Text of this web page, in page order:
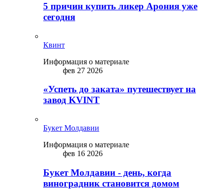
5 причин купить ликep Арония уже
сегодня
Квинт
Информация о материале
фев 27 2026
«Успеть до заката» путешествует на
завод KVINT
Букет Молдавии
Информация о материале
фев 16 2026
Букет Молдавии - день, когда
виноградник становится домом